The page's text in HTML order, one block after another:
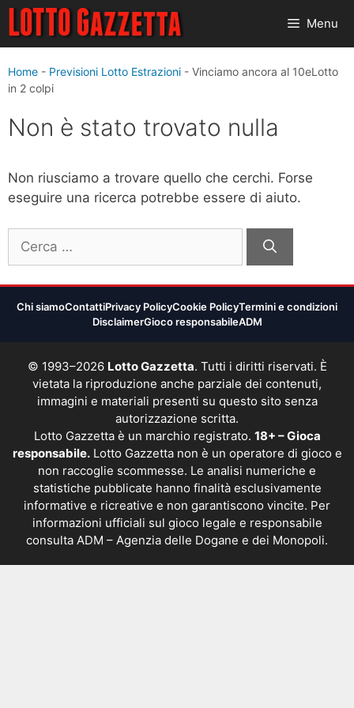
Vai
contenuto
Menu
Home - Previsioni Lotto Estrazioni - Vinciamo ancora al 10eLotto
in 2 colpi
Non è stato trovato nulla
Non riusciamo a trovare quello che cerchi. Forse
eseguire una ricerca potrebbe essere di aiuto.
per:
Chi siamoContattiPrivacy PolicyCookie PolicyTermini e condizioni
DisclaimerGioco responsabileADM
© 1993–2026 Lotto Gazzetta. Tutti i diritti riservati. È
vietata la riproduzione anche parziale dei contenuti,
immagini e materiali presenti su questo sito senza
autorizzazione scritta.
Lotto Gazzetta è un marchio registrato. 18+ – Gioca
responsabile.Lotto Gazzetta non è un operatore di gioco e
non raccoglie scommesse. Le analisi numeriche e
statistiche pubblicate hanno finalità esclusivamente
informative e ricreative e non garantiscono vincite. Per
informazioni ufficiali sul gioco legale e responsabile
consulta ADM – Agenzia delle Dogane e dei Monopoli.